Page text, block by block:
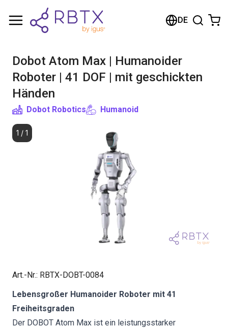
DE
Dobot Atom Max | Humanoider
Roboter | 41 DOF | mit geschickten
Händen
Dobot Robotics Humanoid
1 / 1
Art.-Nr.: RBTX-DOBT-0084
Lebensgroßer Humanoider Roboter mit 41
Freiheitsgraden
Der DOBOT Atom Max ist ein leistungsstarker
Warenkorb
Im Shop stöbern